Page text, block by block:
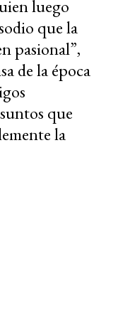
luego
que la
pasional”,
de la época
que
la